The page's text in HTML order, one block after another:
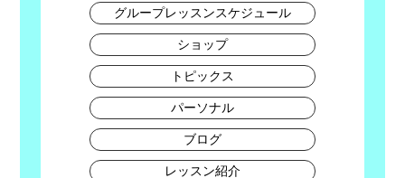
グループレッスンスケジュール
ショップ
トピックス
パーソナル
ブログ
レッスン紹介